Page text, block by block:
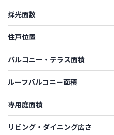
採光面数
住戸位置
バルコニー・テラス面積
ルーフバルコニー面積
専用庭面積
リビング・ダイニング広さ